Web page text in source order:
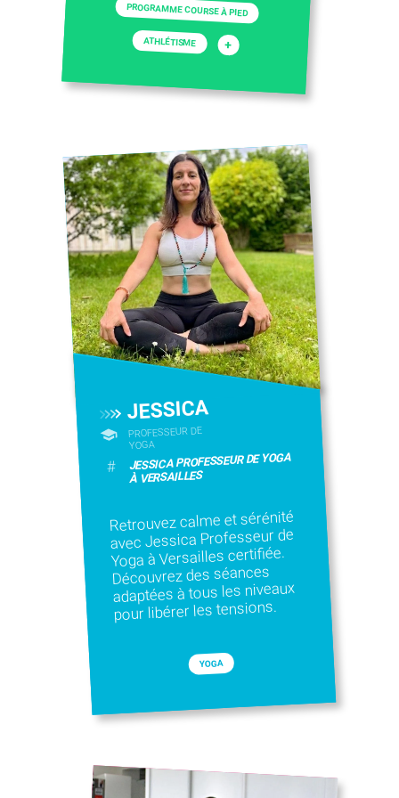
PROGRAMME COURSE À PIED
ATHLÉTISME +
JESSICA
PROFESSEUR DE
YOGA
# JESSICA PROFESSEUR DE YOGA
À VERSAILLES
Retrouvez calme et sérénité
avec Jessica Professeur de
Yoga à Versailles certifiée.
Découvrez des séances
adaptées à tous les niveaux
pour libérer les tensions.
YOGA